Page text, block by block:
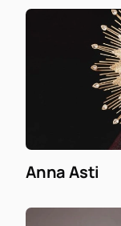
Anna Asti